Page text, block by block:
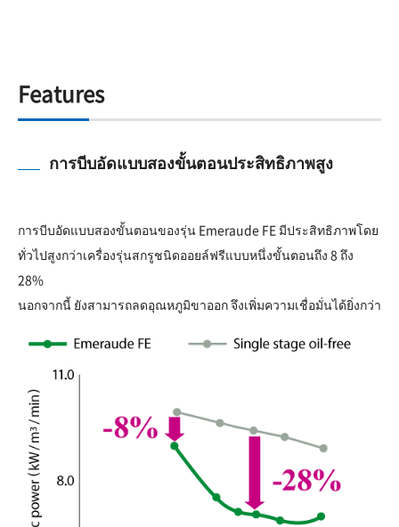
Features
การบีบอัดแบบสองขั้นตอนประสิทธิภาพสูง
การบีบอัดแบบสองขั้นตอนของรุ่น Emeraude FE มีประสิทธิภาพโดย
ทั่วไปสูงกว่าเครื่องรุ่นสกรูชนิดออยล์ฟรีแบบหนึ่งขั้นตอนถึง 8 ถึง
28%
นอกจากนี้ ยังสามารถลดอุณหภูมิขาออก จึงเพิ่มความเชื่อมั่นได้ยิ่งกว่า